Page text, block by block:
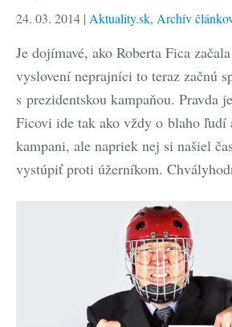
24. 03. 2014 | Aktuality.sk, Archív
Je dojímavé, ako Roberta Fica
vyslovení neprajníci to teraz začnú
s prezidentskou kampaňou. Pravda
Ficovi ide tak ako vždy o blaho
kampani, ale napriek nej si našiel
vystúpiť proti úžerníkom.